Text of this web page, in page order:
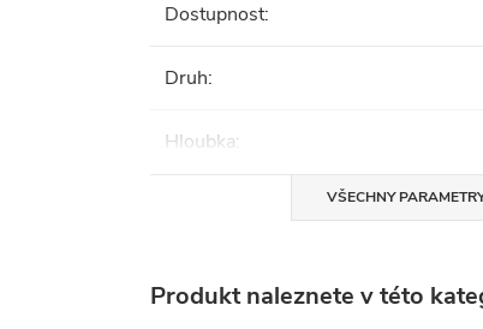
Dostupnost:
Druh:
Hloubka:
VŠECHNY
Produkt naleznete v této